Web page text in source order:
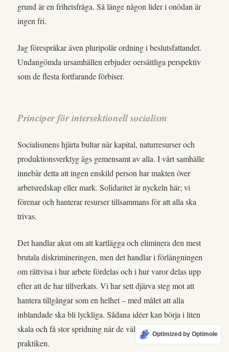
grund är en frihetsfråga. Så länge någon lider i onödan är
ingen fri.
Jag förespråkar även pluripolär ordning i beslutsfattandet.
Undangömda ursamhällen erbjuder oersättliga perspektiv
som de flesta fortfarande förbiser.
Principer för intersektionell socialism
Socialismens hjärta bultar när kapital, naturresurser och
produktionsverktyg ägs gemensamt av alla. I vårt samhälle
innebär detta att ingen enskild person har makten över
arbetsredskap eller mark. Solidaritet är nyckeln här; vi
förenar och hanterar resurser tillsammans för att alla ska
trivas.
Det handlar akut om att kartlägga och eliminera den mest
brutala diskrimineringen, men det handlar i förlängningen
om rättvisa i hur arbete fördelas och i hur varor delas upp
efter att de har tillverkats. Vi har sett djärva steg mot att
hantera tillgångar som en helhet – med målet att alla
inblandade ska bli lyckliga. Sådana idéer kan börja i liten
skala och få stor spridning när de väl har omsatts i
praktiken.
Optimized by Optimole